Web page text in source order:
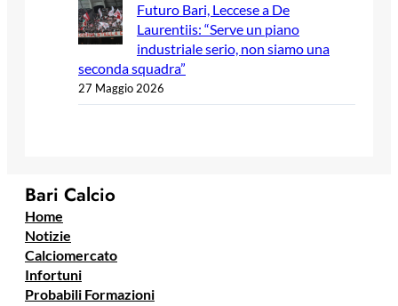
Futuro Bari, Leccese a De
Laurentiis: “Serve un piano
industriale serio, non siamo una
seconda squadra”
27 Maggio 2026
Bari Calcio
Home
Notizie
Calciomercato
Infortuni
Probabili Formazioni